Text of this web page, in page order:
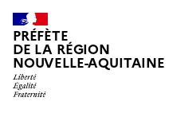
PRÉFÈTE
DE LA RÉGION
NOUVELLE-AQUITAINE